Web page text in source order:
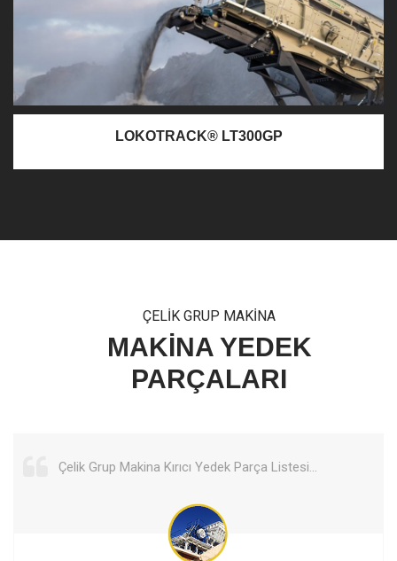
LOKOTRACK® LT300GP
ÇELİK GRUP MAKİNA
MAKİNA YEDEK
PARÇALARI
Çelik Grup Makina Elek Yedek Parça Listesi...